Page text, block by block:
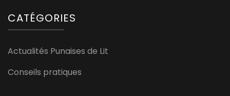
CATÉGORIES
Actualités Punaises de Lit
Conseils pratiques